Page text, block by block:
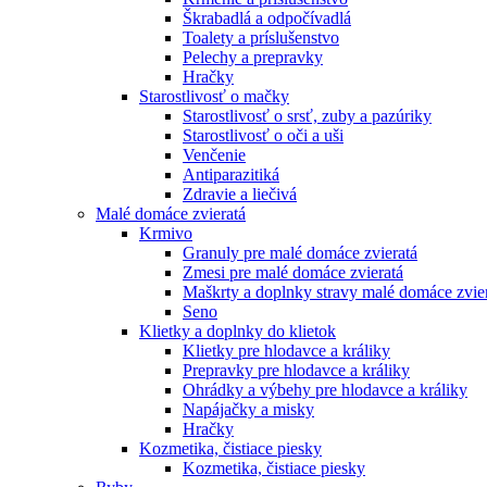
Škrabadlá a odpočívadlá
Toalety а príslušenstvo
Pelechy a prepravky
Hračky
Starostlivosť o mačky
Starostlivosť o srsť, zuby a pazúriky
Starostlivosť o oči a uši
Venčenie
Antiparazitiká
Zdravie a liečivá
Malé domáce zvieratá
Krmivo
Granuly pre malé domáce zvieratá
Zmesi pre malé domáce zvieratá
Maškrty a doplnky stravy malé domáce
Seno
Klietky a doplnky do klietok
Klietky pre hlodavce a králiky
Prepravky pre hlodavce a králiky
Ohrádky a výbehy pre hlodavce a králiky
Napájačky a misky
Hračky
Kozmetika, čistiace piesky
Kozmetika, čistiace piesky